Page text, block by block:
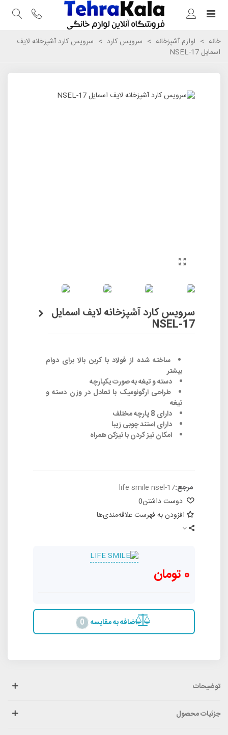
خانه > لوازم آشپزخانه > سرویس کارد > سرویس کارد آشپزخانه لایف
اسمایل NSEL-17
سرویس کارد آشپزخانه لایف اسمایل
NSEL-17
ساخته شده از فولاد با کربن بالا برای دوام
بیشتر
دسته و تیغه به صورت یکپارچه
طراحی ارگونومیک با تعادل در وزن دسته و
تیغه
دارای 8 پارچه مختلف
دارای استند چوبی زیبا
امکان تیز کردن با تیزکن همراه
مرجع:life smile nsel-17
دوست داشتن0
افزودن به فهرست علاقه‌مندی‌ها
0 تومان
اضافه به مقایسه 0
توضیحات
جزئیات محصول